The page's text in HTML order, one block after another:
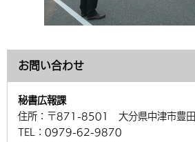
お問い合わせ
秘書広報課
住所： 〒871-8501 大分県中津市豊
TEL： 0979-62-9870